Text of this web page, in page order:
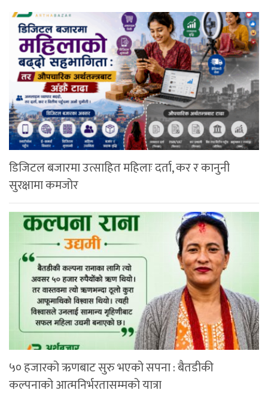
डिजिटल बजारमा उत्साहित महिलाः दर्ता, कर र कानुनी
सुरक्षामा कमजोर
५० हजारको ऋणबाट सुरु भएको सपना : बैतडीकी
कल्पनाको आत्मनिर्भरतासम्मको यात्रा